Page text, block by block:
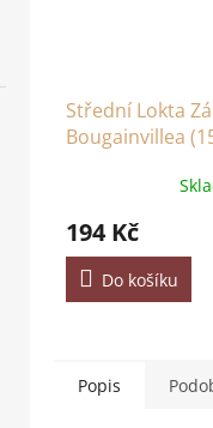
Střední Lokta
Bougainvillea
194 Kč
Do košíku
Popis